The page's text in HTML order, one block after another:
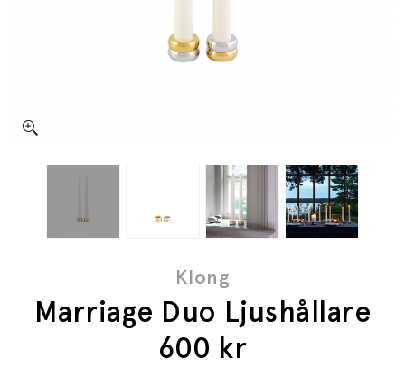
Klong
Marriage Duo Ljushållare
600 kr